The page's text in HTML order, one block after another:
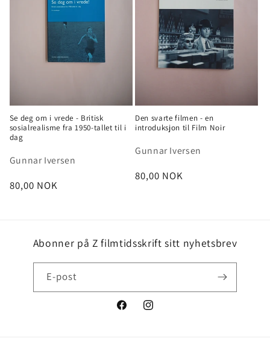
Se deg om i vrede - Britisk
sosialrealisme fra 1950-tallet til i
dag
Gunnar Iversen
Vanlig
80,00 NOK
Den svarte filmen - en
introduksjon til Film Noir
Gunnar Iversen
Vanlig
80,00 NOK
Abonner på Z filmtidsskrift sitt nyhetsbrev
E-post
FacebookInstagram